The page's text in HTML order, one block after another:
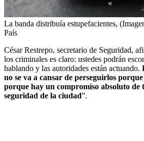
La banda distribuía estupefacientes,
País
César Restrepo, secretario de Seguridad,
los criminales es claro: ustedes podrán
hablando y las autoridades están actuando.
no se va a cansar de perseguirlos
porque hay un compromiso absoluto
seguridad de la ciudad”.